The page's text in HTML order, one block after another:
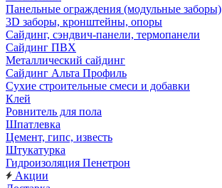
Панельные ограждения (модульные заборы)
3D заборы, кронштейны, опоры
Cайдинг, сэндвич-панели, термопанели
Сайдинг ПВХ
Металлический сайдинг
Сайдинг Альта Профиль
Сухие строительные смеси и добавки
Клей
Ровнитель для пола
Шпатлевка
Цемент, гипс, известь
Штукатурка
Гидроизоляция Пенетрон
Акции